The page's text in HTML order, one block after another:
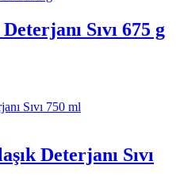
Sıvı 675 g
Deterjanı Sıvı